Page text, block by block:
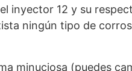
inyector 12 y su
ningún tipo de
minuciosa (puedes